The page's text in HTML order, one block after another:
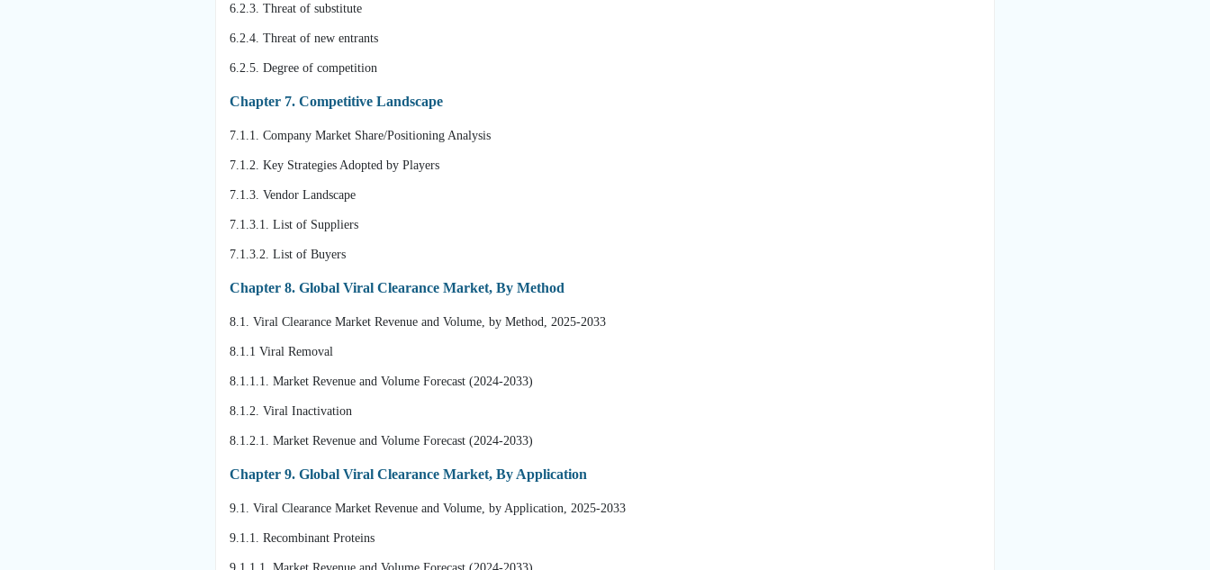
6.2.3. Threat of substitute
6.2.4. Threat of new entrants
6.2.5. Degree of competition
Chapter 7. Competitive Landscape
7.1.1. Company Market Share/Positioning Analysis
7.1.2. Key Strategies Adopted by Players
7.1.3. Vendor Landscape
7.1.3.1. List of Suppliers
7.1.3.2. List of Buyers
Chapter 8. Global Viral Clearance Market, By Method
8.1. Viral Clearance Market Revenue and Volume, by Method, 2025-2033
8.1.1 Viral Removal
8.1.1.1. Market Revenue and Volume Forecast (2024-2033)
8.1.2. Viral Inactivation
8.1.2.1. Market Revenue and Volume Forecast (2024-2033)
Chapter 9. Global Viral Clearance Market, By Application
9.1. Viral Clearance Market Revenue and Volume, by Application, 2025-2033
9.1.1. Recombinant Proteins